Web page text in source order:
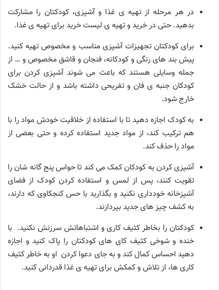
در هر مرحله از تهیه ی غذا و آشپزی، کودکتان را مشارکت
بدهید. حتی در خرید و تهیه ی لیست خرید برای تهیه ی غذا.
برای کودکتان تجهیزات آشپزی مناسب و مخصوص تهیه کنید.
پیش بند های رنگی و کودکانه، فنجان و قاشق مخصوص و … از
جمله وسایلی هستند که باعث می شوند آشپزی کردن برای
کودکان جنبه ی فان و تفریحی داشته باشد و از حالت خشک
خارج شود.
به کودک اجازه دهید تا با استفاده از خلاقیت خودش مواد را با
هم ترکیب کند، از مواد جدید استفاده کرده و حتی بعضی از
مواد را حذف کند.
آشپزی کردن به کودکان کمک می کند تا حواس پنج گانه شان را
تقویت کنند، پس از لمس و استفاده کردن کودک از فضای
آشپزخانه خودداری نکنید و بگذارید با حس کنجکاوی که دارند،
به کشف چیز های جدید بپردازند.
کودکتان را بخاطر کثیف کاری و اشتباهاتش سرزنش نکنید. با
خنده و شوخی کثیف کای های کودکتان را پاک کنید و اجازه
دهید احساس کمال کند و به جای دعوا کردن او به خاطر کثیف
کاری ها، از تلاش و کمکش برای تهیه ی غذا قدردانی کنید.